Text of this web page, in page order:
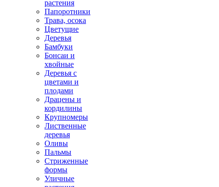
растения
Папоротники
Трава, осока
Цветущие
Деревья
Бамбуки
Бонсаи и
хвойные
Деревья с
цветами и
плодами
Драцены и
кордилины
Крупномеры
Лиственные
деревья
Оливы
Пальмы
Стриженные
формы
Уличные